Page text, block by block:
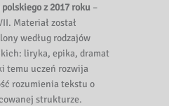
z 2017 roku –
Materiał został
według rodzajów
liryka, epika, dramat
temu uczeń rozwija
rozumienia tekstu o
strukturze.